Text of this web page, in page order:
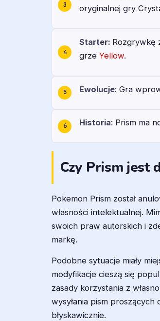
oryginalnej gry
Starter: Rozgrywkę
grze Yellow.
Ewolucje: Gra
Historia: Prism ma
Czy Prism jest
Pokemon Prism został
własności intelektualnej.
swoich praw autorskich i
markę.
Podobne sytuacje miały
modyfikacje cieszą się
zasady korzystania z
wysyłania pism
błyskawicznie.